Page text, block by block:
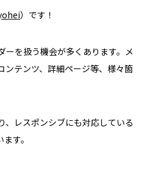
）です！
ーを扱う機会が多くあります。メ
ンテンツ、詳細ページ等、様々箇
、レスポンシブにも対応している
す。